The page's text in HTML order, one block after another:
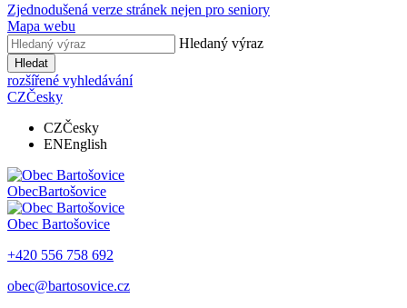
Zjednodušená verze stránek nejen pro seniory
Mapa webu
Hledaný výraz
Hledat
rozšířené vyhledávání
CZČesky
CZČesky
ENEnglish
ObecBartošovice
Obec Bartošovice
+420 556 758 692
obec@bartosovice.cz